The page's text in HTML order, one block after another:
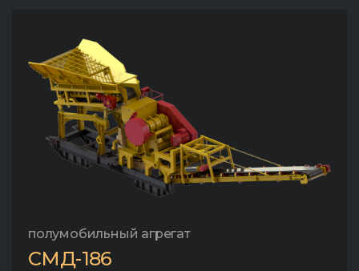
полумобильный агрегат
СМД-186